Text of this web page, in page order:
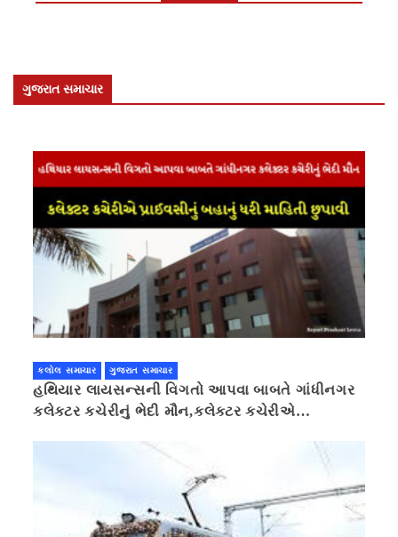
ગુજરાત સમાચાર
કલોલ સમાચાર ગુજરાત સમાચાર
હથિયાર લાયસન્સની વિગતો આપવા બાબતે ગાંધીનગર
કલેક્ટર કચેરીનું ભેદી મૌન,કલેક્ટર કચેરીએ